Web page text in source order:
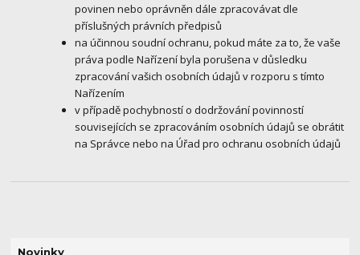
Novinky
povinen nebo oprávněn dále zpracovávat dle
příslušných právních předpisů
na účinnou soudní ochranu, pokud máte za to, že vaše
práva podle Nařízení byla porušena v důsledku
zpracování vašich osobních údajů v rozporu s tímto
Nařízením
v případě pochybností o dodržování povinností
souvisejících se zpracováním osobních údajů se obrátit
na Správce nebo na Úřad pro ochranu osobních údajů